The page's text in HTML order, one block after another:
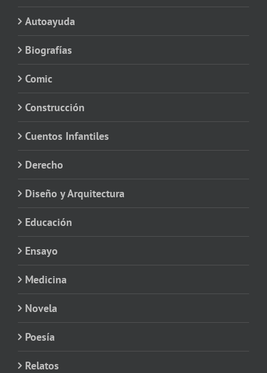
Autoayuda
Biografías
Comic
Construcción
Cuentos Infantiles
Derecho
Diseño y Arquitectura
Educación
Ensayo
Medicina
Novela
Poesía
Relatos